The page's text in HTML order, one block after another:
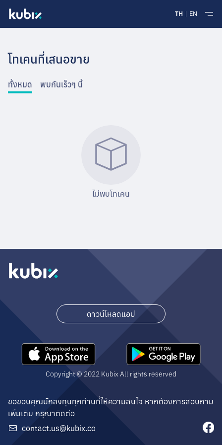
TH EN
โทเคนที่เสนอขาย
ทั้งหมด พบกันเร็วๆ นี้
ไม่พบโทเคน
ดาวน์โหลดแอป
Copyright © 2022 Kubix All rights reserved
ขอขอบคุณนักลงทุนทุกท่านที่ให้ความสนใจ หากต้องการสอบถาม
เพิ่มเติม กรุณาติดต่อ
contact.us@kubix.co